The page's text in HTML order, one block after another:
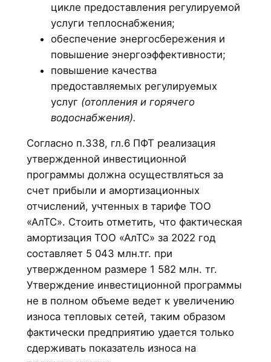
цикле предоставления регулируемой
услуги теплоснабжения;
обеспечение энергосбережения и
повышение энергоэффективности;
повышение качества
предоставляемых регулируемых
услуг (отопления и горячего
водоснабжения).
Согласно п.338, гл.6 ПФТ реализация
утвержденной инвестиционной
программы должна осуществляться за
счет прибыли и амортизационных
отчислений, учтенных в тарифе ТОО
«АлТС». Стоить отметить, что фактическая
амортизация ТОО «АлТС» за 2022 год
составляет 5 043 млн.тг. при
утвержденном размере 1 582 млн. тг.
Утверждение инвестиционной программы
не в полном объеме ведет к увеличению
износа тепловых сетей, таким образом
фактически предприятию удается только
сдерживать показатель износа на